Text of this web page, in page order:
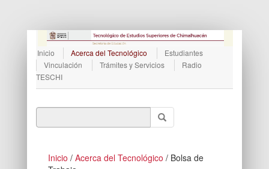
Inicio Acerca del Tecnológico
Estudiantes
Vinculación
Trámites y Servicios
Radio
TESCHI
Inicio / Acerca del Tecnológico / Bolsa de